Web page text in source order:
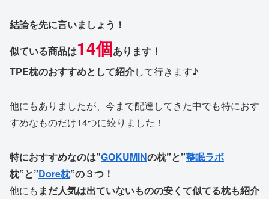
結論を先に言いましょう！
似ている商品は14個あります！
TPE枕のおすすめとして紹介して行きます♪
他にもありましたが、今まで配達してきた中でも特におす
すめなものだけ14つに絞りました！
特におすすめなのは”GOKUMINの枕”と”整眠ラボ
枕”と”Dore枕”の３つ！
他にも まだ人気は出ていないものの安くて似てる枕も紹介